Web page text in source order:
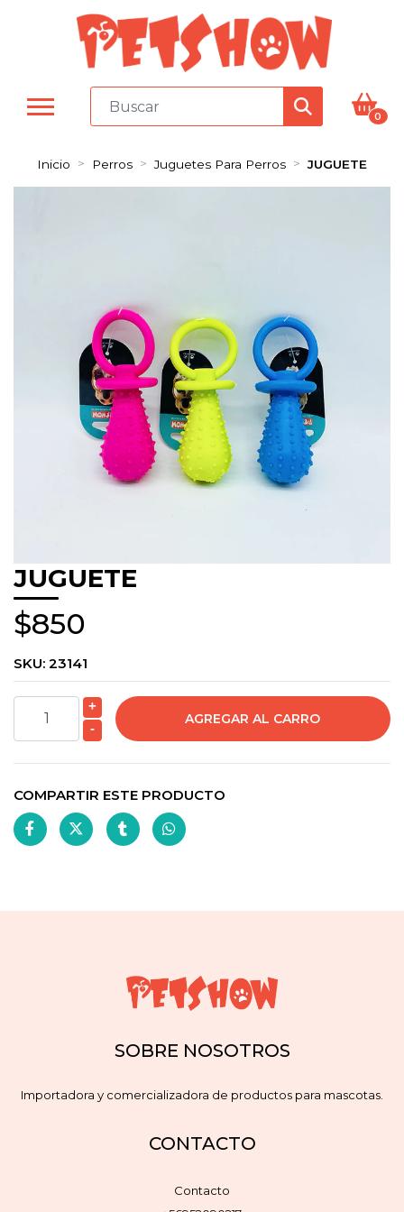
0
Inicio Perros Juguetes Para Perros JUGUETE
JUGUETE
$850
SKU: 23141
+
-
COMPARTIR ESTE PRODUCTO
SOBRE NOSOTROS
Importadora y comercializadora de productos para mascotas.
CONTACTO
Contacto